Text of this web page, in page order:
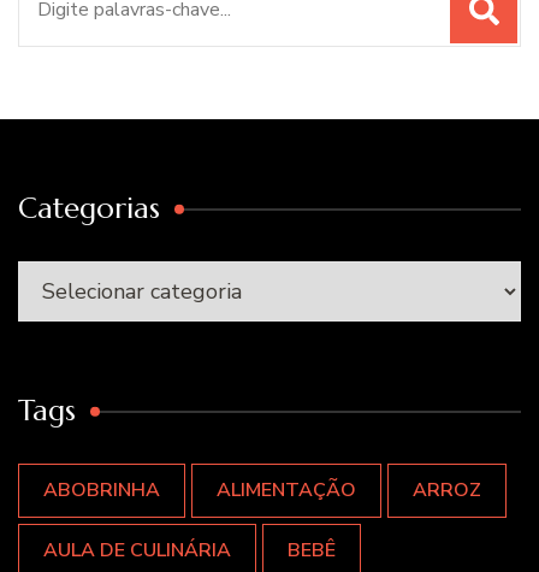
Categorias
Categorias
Tags
ABOBRINHA ALIMENTAÇÃO ARROZ
AULA DE CULINÁRIA BEBÊ